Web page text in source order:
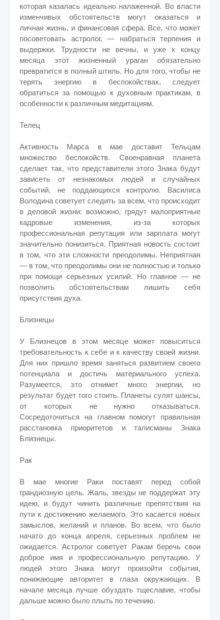
которая казалась идеально налаженной. Во власти
изменчивых обстоятельств могут оказаться и
личная жизнь, и финансовая сфера. Все, что может
посоветовать астролог, — набраться терпения и
выдержки. Трудности не вечны, и уже к концу
месяца этот жизненный ураган обязательно
превратится в полный штиль. Но для того, чтобы не
терять энергию в беспокойствах, следует
обратиться за помощью к духовным практикам, в
особенности к различным медитациям.
Телец
Активность Марса в мае доставит Тельцам
множество беспокойств. Своенравная планета
сделает так, что представители этого Знака будут
зависеть от незнакомых людей и случайных
событий, не поддающихся контролю. Василиса
Володина советует следить за всем, что происходит
в деловой жизни: возможно, грядут малоприятные
кадровые изменения, из-за которых
профессиональная репутация или зарплата могут
значительно понизиться. Приятная новость состоит
в том, что эти сложности преодолимы. Неприятная
— в том, что преодолимы они не полностью и только
при помощи серьезных усилий. Но главное — не
позволить обстоятельствам лишить себя
присутствия духа.
Близнецы
У Близнецов в этом месяце может повыситься
требовательность к себе и к качеству своей жизни.
Для них пришло время заняться развитием своего
потенциала и достичь материального успеха.
Разумеется, это отнимет много энергии, но
результат будет того стоить. Планеты сулят шансы,
от которых не нужно отказываться.
Сосредоточиться на главном помогут правильная
расстановка приоритетов и талисманы Знака
Близнецы.
Рак
В мае многие Раки поставят перед собой
грандиозную цель. Жаль, звезды не поддержат эту
идею, и будут чинить различные препятствия на
пути к достижению желаемого. Это касается новых
замыслов, желаний и планов. Во всем, что было
начато до конца апреля, серьезных проблем не
ожидается. Астролог советует Ракам беречь свои
доброе имя и профессиональную репутацию. У
людей этого Знака могут произойти события,
понижающие авторитет в глаза окружающих. В
начале месяца лучше обуздать тщеславие, чтобы
дальше можно было плыть по течению.